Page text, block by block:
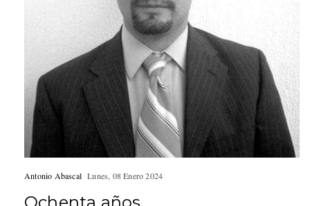
Antonio Abascal Lunes, 08 Enero 2024
Ochenta años